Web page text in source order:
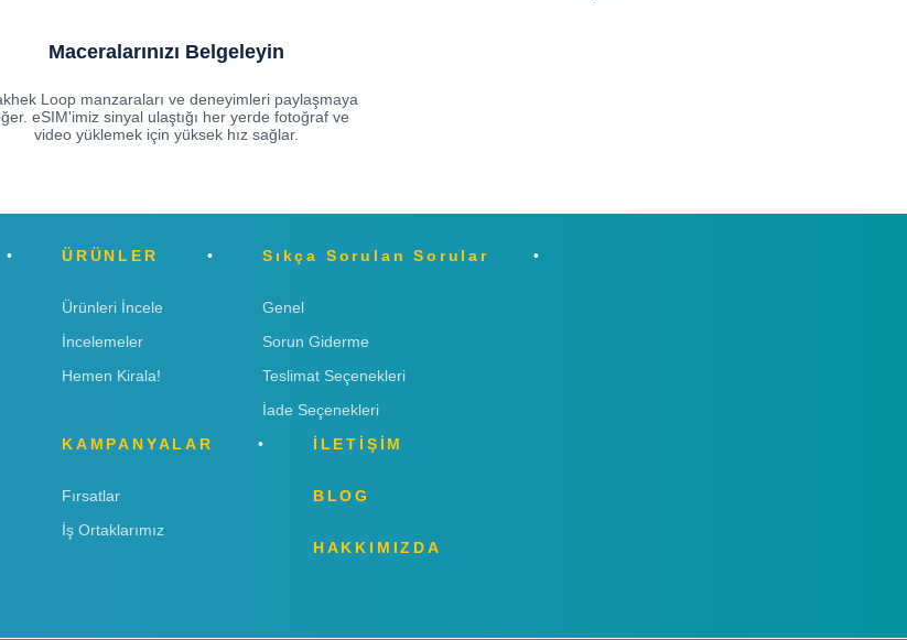
Maceralarınızı Belgeleyin
Loop manzaraları ve deneyimleri paylaşmaya
eSIM'imiz sinyal ulaştığı her yerde fotoğraf ve
video yüklemek için yüksek hız sağlar.
ÜRÜNLER
Ürünleri İncele
İncelemeler
Hemen Kirala!
Sıkça Sorulan Sorular
Genel
Sorun Giderme
Teslimat Seçenekleri
İade Seçenekleri
KAMPANYALAR
Fırsatlar
İş Ortaklarımız
İLETİŞİM
BLOG
HAKKIMIZDA